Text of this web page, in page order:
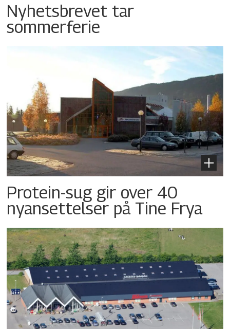
Nyhetsbrevet tar
sommerferie
Protein-sug gir over 40
nyansettelser på Tine Frya